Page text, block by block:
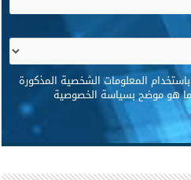
المعلومات الشخصية المذكورة
هو موضح بسياسة الخصوصية